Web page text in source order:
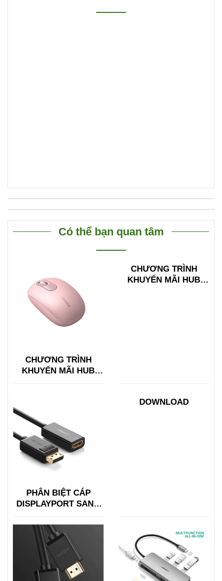
Có thể bạn quan tâm
CHƯƠNG TRÌNH
KHUYẾN MÃI HUB
CHƯƠNG TRÌNH
KHUYẾN MÃI HUB
PHÂN BIỆT CÁP
DISPLAYPORT SANG
DISPLAYPORT
DOWNLOAD